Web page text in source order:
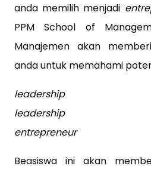
anda memilih menjadi
PPM School of
Manajemen akan
anda untuk memahami
leadership
leadership
entrepreneur
Beasiswa ini akan